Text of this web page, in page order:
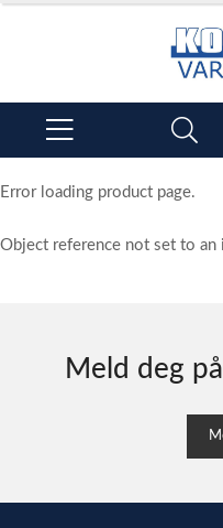
Error loading product page.
Object reference not set to an
Meld deg